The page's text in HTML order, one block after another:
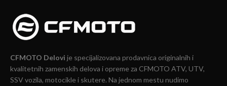
CFMOTO Delovi je specijalizovana prodavnica originalnih i
kvalitetnih zamenskih delova i opreme za CFMOTO ATV, UTV,
SSV vozila, motocikle i skutere. Na jednom mestu nudimo